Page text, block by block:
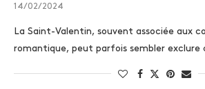
14/02/2024
La Saint-Valentin, souvent associée aux
romantique, peut parfois sembler exclure